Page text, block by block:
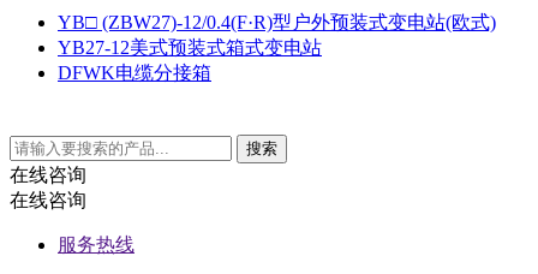
YB□ (ZBW27)-12/0.4(F·R)型户外预装式变电站(欧式)
YB27-12美式预装式箱式变电站
DFWK电缆分接箱
在线咨询
在线咨询
服务热线